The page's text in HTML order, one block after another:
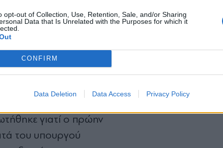
opt-out of Collection, Use, Retention, Sale, and/or Sharing
Data that Is Unrelated with the Purposes for which it
CONFIRM
Data Deletion Data Access Privacy Policy
ανάμεσα στον
Αντωνοπούλου από
Γεωργιάδη στον
γιατί ο πρώην
του υπουργού